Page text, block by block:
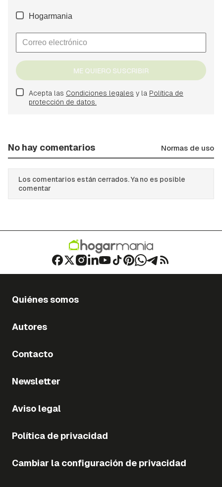
Hogarmania
ME QUIERO SUSCRIBIR
Acepta las Condiciones legales y la Política de
protección de datos.
No hay comentarios Normas de uso
Los comentarios están cerrados. Ya no es posible
comentar
Quiénes somos
Autores
Contacto
Newsletter
Aviso legal
Política de privacidad
Cambiar la configuración de privacidad